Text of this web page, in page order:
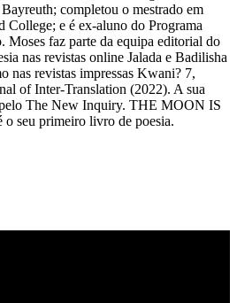
completou o mestrado em
College; e é ex-aluno do Programa
faz parte da equipa editorial do
nas revistas online Jalada e Badilisha
nas revistas impressas Kwani? 7,
of Inter-Translation (2022). A sua
The New Inquiry. THE MOON IS
seu primeiro livro de poesia.